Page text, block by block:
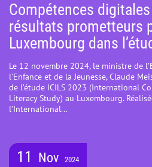
Compétences
résultats prometteurs
Luxembourg dans
Le 12 novembre 2024, le ministre de
l’Enfance et de la Jeunesse, Claude
de l’étude ICILS 2023 (International
Literacy Study) au Luxembourg.
l’International...
11 Nov 2024